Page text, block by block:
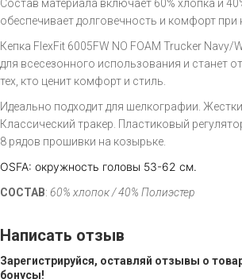
Состав материала включает 60% хлопка и
обеспечивает долговечность и комфорт при
Кепка FlexFit 6005FW NO FOAM Trucker Navy/
для всесезонного использования и станет
тех, кто ценит комфорт и стиль.
Идеально подходит для шелкографии.
Классический тракер. Пластиковый
8 рядов прошивки на козырьке.
OSFA: окружность головы 53-62 см.
СОСТАВ: 60% хлопок /40% Полиэстер
Написать отзыв
Зарегистрируйся, оставляй отзывы о
бонусы!